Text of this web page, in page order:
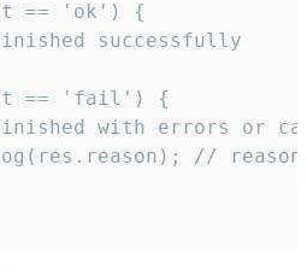
== 'ok') {
successfully
== 'fail') {
with errors or
//